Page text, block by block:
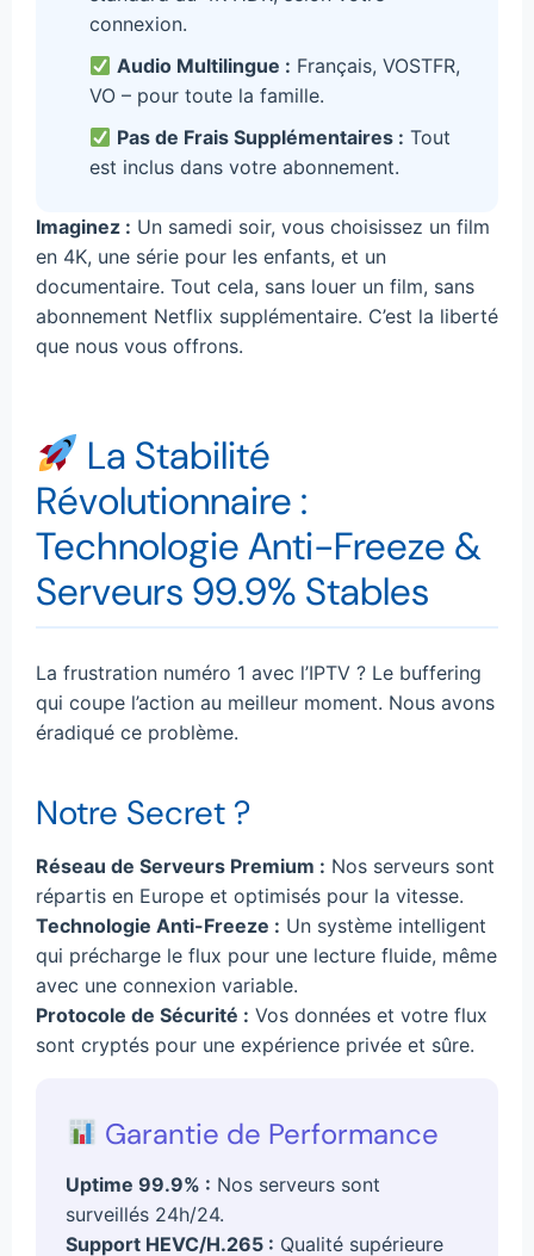
connexion.
Audio Multilingue : Français, VOSTFR,
VO – pour toute la famille.
Pas de Frais Supplémentaires : Tout
est inclus dans votre abonnement.
Imaginez : Un samedi soir, vous choisissez un film
en 4K, une série pour les enfants, et un
documentaire. Tout cela, sans louer un film, sans
abonnement Netflix supplémentaire. C’est la liberté
que nous vous offrons.
La Stabilité
Révolutionnaire :
Technologie Anti-Freeze &
Serveurs 99.9% Stables
La frustration numéro 1 avec l’IPTV ? Le buffering
qui coupe l’action au meilleur moment. Nous avons
éradiqué ce problème.
Notre Secret ?
Réseau de Serveurs Premium : Nos serveurs sont
répartis en Europe et optimisés pour la vitesse.
Technologie Anti-Freeze : Un système intelligent
qui précharge le flux pour une lecture fluide, même
avec une connexion variable.
Protocole de Sécurité : Vos données et votre flux
sont cryptés pour une expérience privée et sûre.
Garantie de Performance
Uptime 99.9% : Nos serveurs sont
surveillés 24h/24.
Support HEVC/H.265 : Qualité supérieure